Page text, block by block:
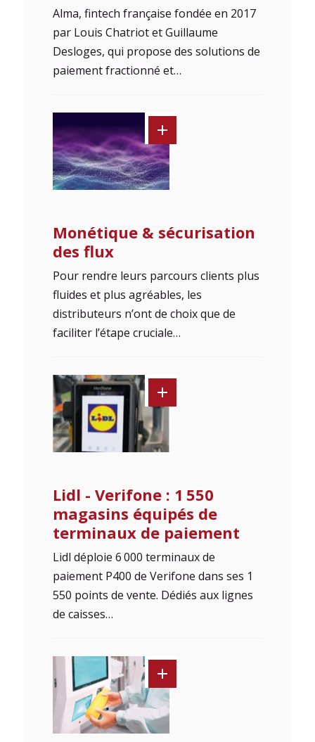
Alma, fintech française fondée en 2017
par Louis Chatriot et Guillaume
Desloges, qui propose des solutions de
paiement fractionné et…
Monétique & sécurisation
des flux
Pour rendre leurs parcours clients plus
fluides et plus agréables, les
distributeurs n’ont de choix que de
faciliter l’étape cruciale…
Lidl - Verifone : 1 550
magasins équipés de
terminaux de paiement
Lidl déploie 6 000 terminaux de
paiement P400 de Verifone dans ses 1
550 points de vente. Dédiés aux lignes
de caisses…